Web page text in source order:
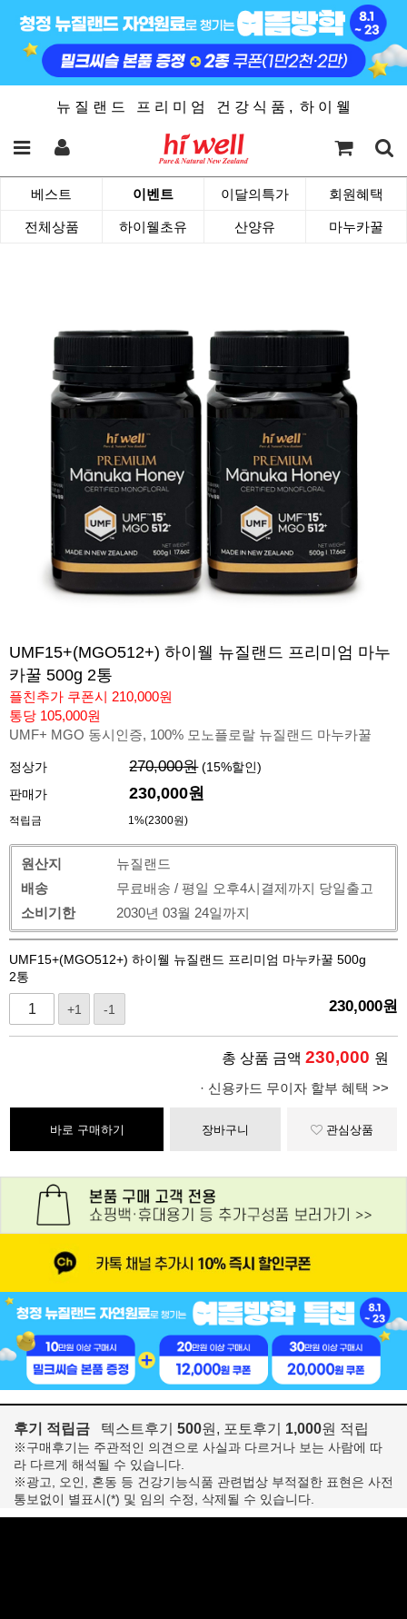
뉴 질 랜 드 프 리 미 엄 건 강 식 품 , 하 이 웰
베스트 이벤트 이달의특가 회원혜택
전체상품 하이웰초유 산양유 마누카꿀
UMF15+(MGO512+) 하이웰 뉴질랜드 프리미엄 마누
카꿀 500g 2통
플친추가 쿠폰시 210,000원
통당 105,000원
UMF+ MGO 동시인증, 100% 모노플로랄 뉴질랜드 마누카꿀
정상가 270,000원 (15%할인)
판매가
230,000원
적립금 1%(2300원)
원산지
뉴질랜드
배송
무료배송 / 평일 오후4시결제까지 당일출고
소비기한
2030년 03월 24일까지
UMF15+(MGO512+) 하이웰 뉴질랜드 프리미엄 마누카꿀 500g
2통
+1 -1 230,000원
총 상품 금액 230,000 원
· 신용카드 무이자 할부 혜택 >>
바로 구매하기 장바구니 관심상품
후기 적립금 텍스트후기 500원, 포토후기 1,000원 적립
※구매후기는 주관적인 의견으로 사실과 다르거나 보는 사람에 따
라 다르게 해석될 수 있습니다.
※광고, 오인, 혼동 등 건강기능식품 관련법상 부적절한 표현은 사전
통보없이 별표시(*) 및 임의 수정, 삭제될 수 있습니다.